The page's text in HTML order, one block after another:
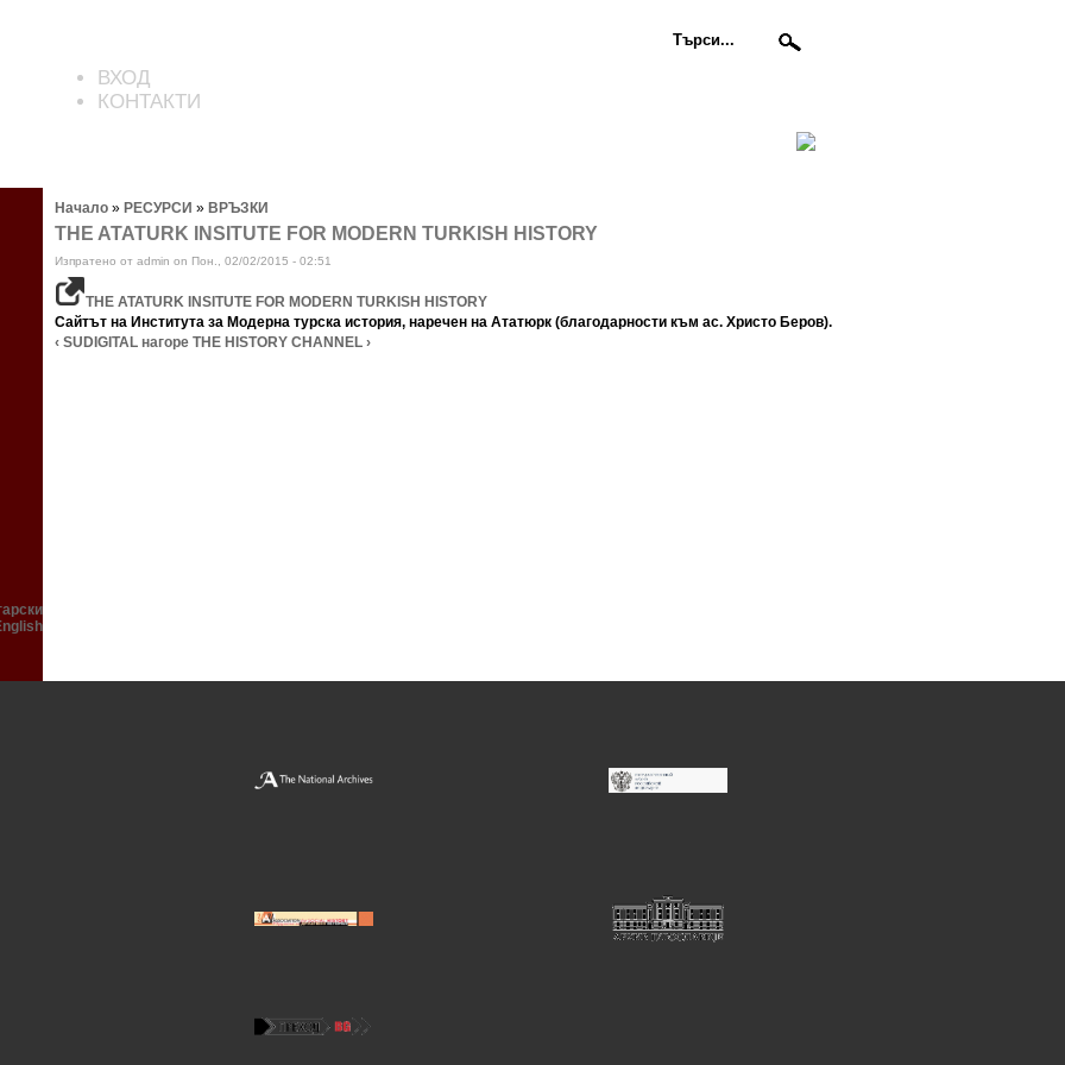
ВХОД
КОНТАКТИ
Начало » РЕСУРСИ » ВРЪЗКИ
THE ATATURK INSITUTE FOR MODERN TURKISH HISTORY
Изпратено от admin on Пон., 02/02/2015 - 02:51
THE ATATURK INSITUTE FOR MODERN TURKISH HISTORY
Сайтът на Института за Модерна турска история, наречен на Ататюрк (благодарности към ас. Христо Беров).
‹ SUDIGITAL нагоре THE HISTORY CHANNEL ›